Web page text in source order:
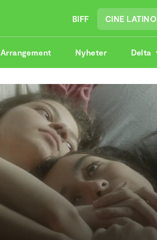
BIFF CINE LATINO
Arrangement Nyheter Delta